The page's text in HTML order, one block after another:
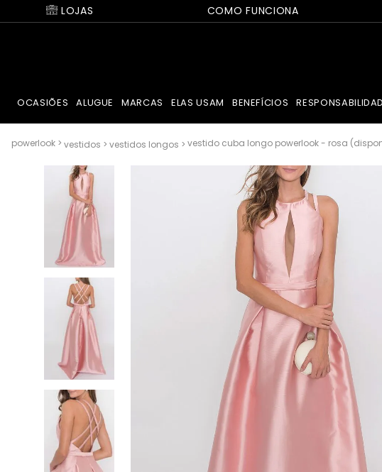
LOJAS COMO FUNCIONA
OCASIÕES ALUGUE MARCAS ELAS USAM BENEFÍCIOS
vestidos vestidos longos vestido cuba longo powerlook - rosa